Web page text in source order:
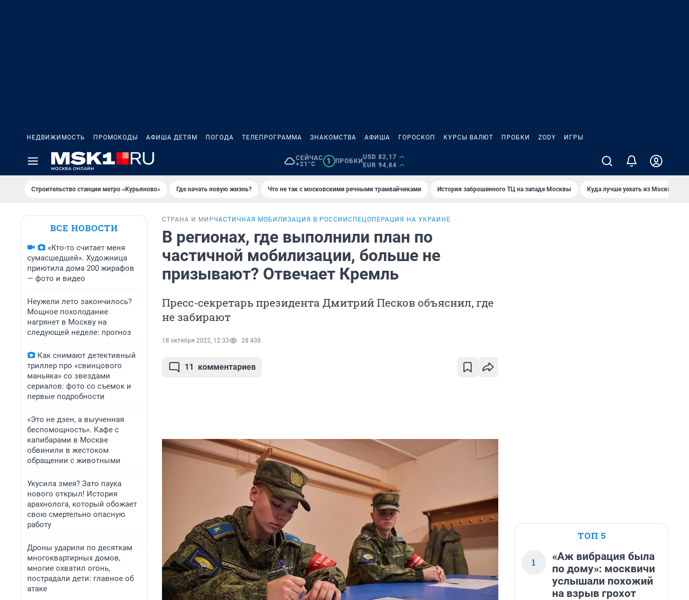
НЕДВИЖИМОСТЬ ПРОМОКОДЫ АФИША ДЕТЯМ ПОГОДА ТЕЛЕПРОГРАММА ЗНАКОМСТВА АФИША ГОРОСКОП КУРСЫ ВАЛЮТ ПРОБКИ ZODY ИГРЫ
СЕЙЧАС
+21°C
1 ПРОБКИ
USD 82,17
EUR 94,84
Строительство станции метро «Курьяново» Где начать новую жизнь? Что не так с московскими речными трамвайчиками История заброшенного ТЦ на западе Москвы Куда лучше уехать из Москвы от
ВСЕ НОВОСТИ
«Кто-то считает меня
сумасшедшей». Художница
приютила дома 200 жирафов
— фото и видео
Неужели лето закончилось?
Мощное похолодание
нагрянет в Москву на
следующей неделе: прогноз
Как снимают детективный
триллер про «свинцового
маньяка» со звездами
сериалов: фото со съемок и
первые подробности
«Это не дзен, а выученная
беспомощность». Кафе с
капибарами в Москве
обвинили в жестоком
обращении с животными
Укусила змея? Зато паука
нового открыл! История
арахнолога, который обожает
свою смертельно опасную
работу
Дроны ударили по десяткам
многоквартирных домов,
многие охватил огонь,
пострадали дети: главное об
атаке
СТРАНА И МИРЧАСТИЧНАЯ МОБИЛИЗАЦИЯ В РОССИИ СПЕЦОПЕРАЦИЯ НА УКРАИНЕ
В регионах, где выполнили план по
частичной мобилизации, больше не
призывают? Отвечает Кремль
Пресс-секретарь президента Дмитрий Песков объяснил, где
не забирают
18 октября 2022, 12:33 28 438
11 комментариев
ТОП 5
1
«Аж вибрация была
по дому»: москвичи
услышали похожий
на взрыв грохот